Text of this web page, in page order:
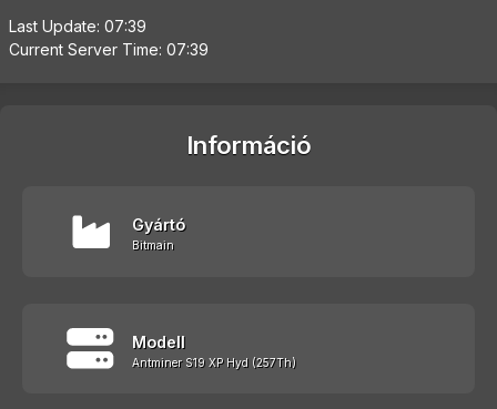
Last Update: 07:39
Current Server Time: 07:39
Információ
Gyártó
Bitmain
Modell
Antminer S19 XP Hyd (257Th)